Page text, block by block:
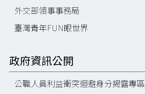
外交部領事事務局
臺灣青年FUN眼世界
政府資訊公開
公職人員利益衝突迴避身分揭露專區